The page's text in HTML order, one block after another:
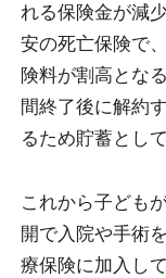
れる保険金が減
安の死亡保険で
険料が割高とな
間終了後に解約
るため貯蓄とし
これから子ども
開で入院や手術
療保険に加入し